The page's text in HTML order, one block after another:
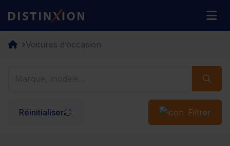
Distinxion
Voitures d’occasion
Réinitialiser Filtrer